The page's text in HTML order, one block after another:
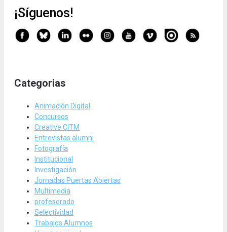
¡Síguenos!
Categorias
Animación Digital
Concursos
Creative CITM
Entrevistas alumni
Fotografía
Institucional
Investigación
Jornadas Puertas Abiertas
Multimedia
profesorado
Selectividad
Trabajos Alumnos